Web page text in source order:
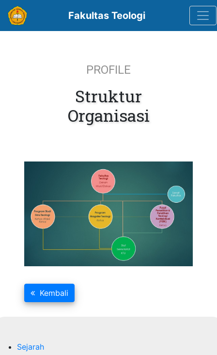
Fakultas Teologi
PROFILE
Struktur
Organisasi
Kembali
Sejarah